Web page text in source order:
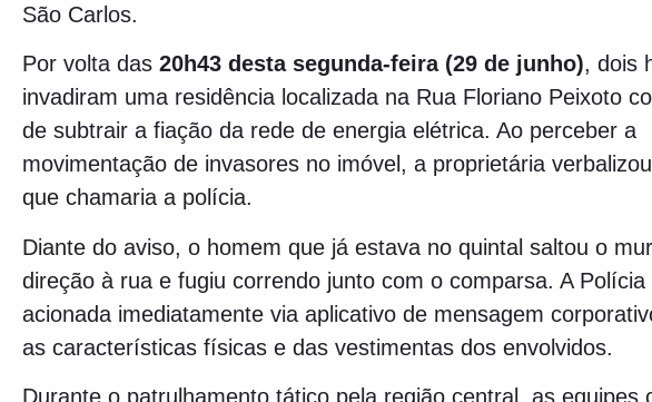
São Carlos.
Por volta das 20h43 desta segunda-feira (29 de junho), dois
invadiram uma residência localizada na Rua Floriano Peixoto
de subtrair a fiação da rede de energia elétrica. Ao perceber a
movimentação de invasores no imóvel, a proprietária
que chamaria a polícia.
Diante do aviso, o homem que já estava no quintal saltou o
direção à rua e fugiu correndo junto com o comparsa. A Polícia
acionada imediatamente via aplicativo de mensagem
as características físicas e das vestimentas dos envolvidos.
Durante o patrulhamento tático pela região central, as equipes